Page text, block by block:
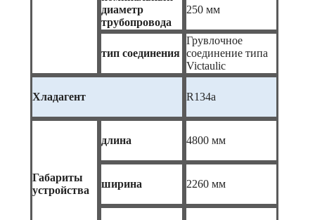
диаметр
трубопровода
250 мм
тип соединения
Грувлочное
соединение типа
Victaulic
Хладагент R134a
Габариты
устройства
длина 4800 мм
ширина 2260 мм